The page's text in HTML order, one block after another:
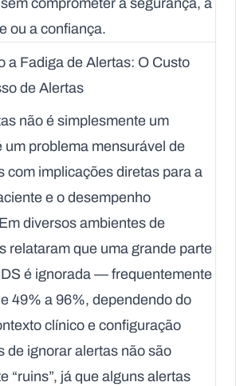
comprometer a segurança, a
ou a confiança.
a Fadiga de Alertas: O Custo
de Alertas
não é simplesmente um
um problema mensurável de
com implicações diretas para a
e o desempenho
diversos ambientes de
relataram que uma grande parte
é ignorada — frequentemente
49% a 96%, dependendo do
clínico e configuração
de ignorar alertas não são
“ruins”, já que alguns alertas